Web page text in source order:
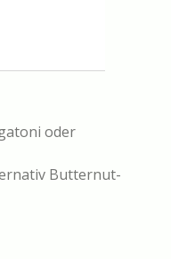
oder
Butternut-